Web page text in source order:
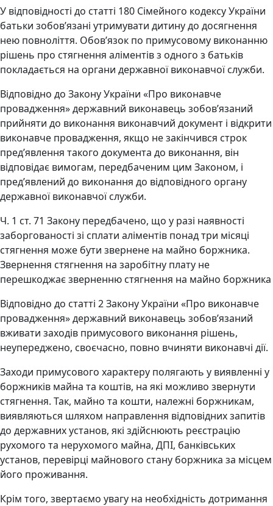
У відповідності до статті 180 Сімейного кодексу України
батьки зобов’язані утримувати дитину до досягнення
нею повноліття. Обов’язок по примусовому виконанню
рішень про стягнення аліментів з одного з батьків
покладається на органи державної виконавчої служби.
Відповідно до Закону України «Про виконавче
провадження» державний виконавець зобов’язаний
прийняти до виконання виконавчий документ і відкрити
виконавче провадження, якщо не закінчився строк
пред’явлення такого документа до виконання, він
відповідає вимогам, передбаченим цим Законом, і
пред’явлений до виконання до відповідного органу
державної виконавчої служби.
Ч. 1 ст. 71 Закону передбачено, що у разі наявності
заборгованості зі сплати аліментів понад три місяці
стягнення може бути звернене на майно боржника.
Звернення стягнення на заробітну плату не
перешкоджає зверненню стягнення на майно боржника
Відповідно до статті 2 Закону України «Про виконавче
провадження» державний виконавець зобов’язаний
вживати заходів примусового виконання рішень,
неупереджено, своєчасно, повно вчиняти виконавчі дії.
Заходи примусового характеру полягають у виявленні у
боржників майна та коштів, на які можливо звернути
стягнення. Так, майно та кошти, належні боржникам,
виявляються шляхом направлення відповідних запитів
до державних установ, які здійснюють реєстрацію
рухомого та нерухомого майна, ДПІ, банківських
установ, перевірці майнового стану боржника за місцем
його проживання.
Крім того, звертаємо увагу на необхідність дотримання